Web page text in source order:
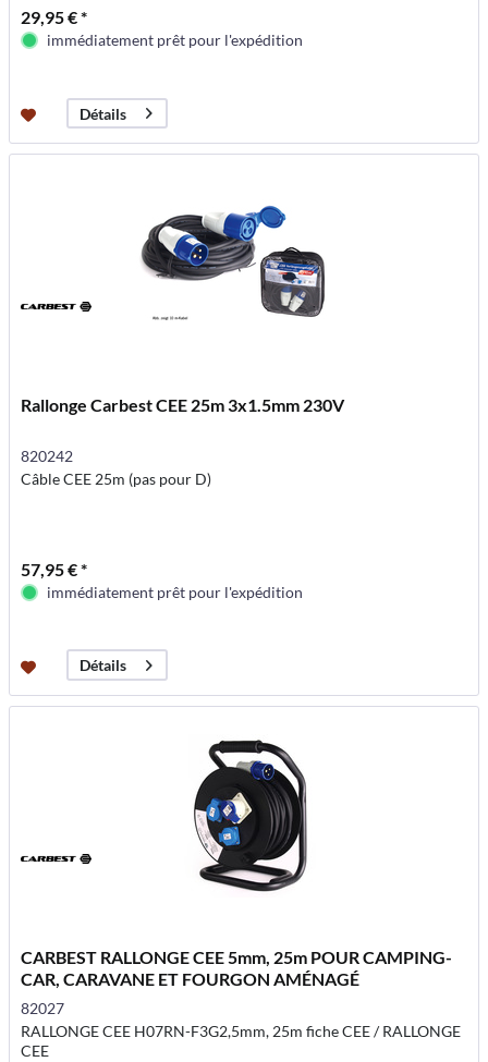
29,95 € *
immédiatement prêt pour l'expédition
Détails
Rallonge Carbest CEE 25m 3x1.5mm 230V
820242
Câble CEE 25m (pas pour D)
57,95 € *
immédiatement prêt pour l'expédition
Détails
CARBEST RALLONGE CEE 5mm, 25m POUR CAMPING-
CAR, CARAVANE ET FOURGON AMÉNAGÉ
82027
RALLONGE CEE H07RN-F3G2,5mm, 25m fiche CEE / RALLONGE
CEE